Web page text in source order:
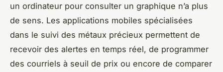
un ordinateur pour consulter un graphique n’a plus
de sens. Les applications mobiles spécialisées
dans le suivi des métaux précieux permettent de
recevoir des alertes en temps réel, de programmer
des courriels à seuil de prix ou encore de comparer